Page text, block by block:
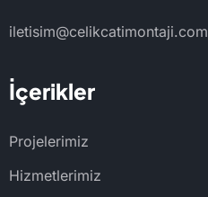
iletisim@celikcatimontaji.com
İçerikler
Projelerimiz
Hizmetlerimiz